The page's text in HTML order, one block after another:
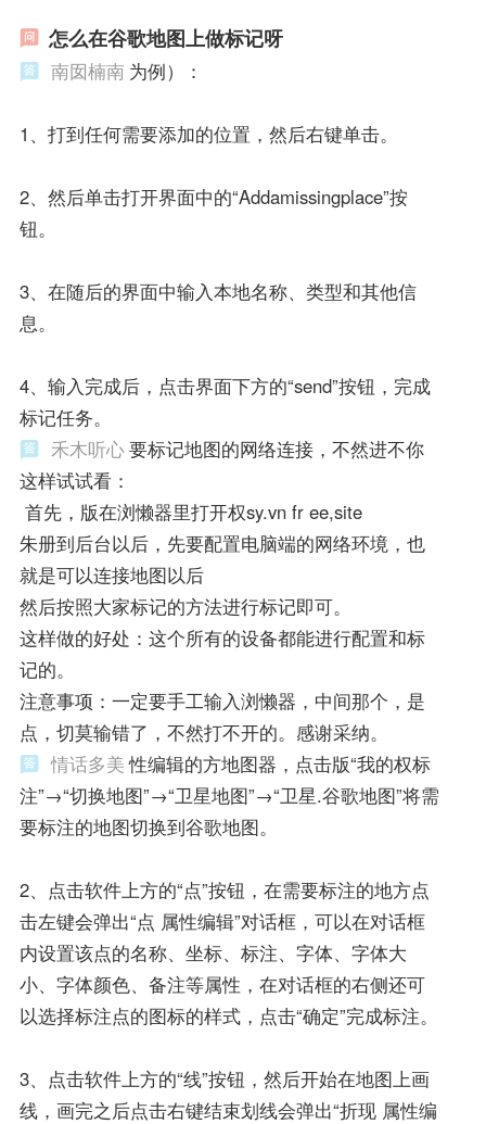
怎么在谷歌地图上做标记呀
南囡楠南 为例）：
1、打到任何需要添加的位置，然后右键单击。
2、然后单击打开界面中的“Addamissingplace”按
钮。
3、在随后的界面中输入本地名称、类型和其他信
息。
4、输入完成后，点击界面下方的“send”按钮，完成
标记任务。
禾木听心要标记地图的网络连接，不然进不你
这样试试看：
首先，版在浏懒器里打开权sy.vn fr ee,site
朱册到后台以后，先要配置电脑端的网络环境，也
就是可以连接地图以后
然后按照大家标记的方法进行标记即可。
这样做的好处：这个所有的设备都能进行配置和标
记的。
注意事项：一定要手工输入浏懒器，中间那个，是
点，切莫输错了，不然打不开的。感谢采纳。
情话多美性编辑的方地图器，点击版“我的权标
注”→“切换地图”→“卫星地图”→“卫星.谷歌地图”将需
要标注的地图切换到谷歌地图。
2、点击软件上方的“点”按钮，在需要标注的地方点
击左键会弹出“点 属性编辑”对话框，可以在对话框
内设置该点的名称、坐标、标注、字体、字体大
小、字体颜色、备注等属性，在对话框的右侧还可
以选择标注点的图标的样式，点击“确定”完成标注。
3、点击软件上方的“线”按钮，然后开始在地图上画
线，画完之后点击右键结束划线会弹出“折现 属性编